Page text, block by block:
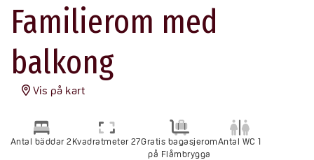
Familierom med
balkong
Vis på kart
Antal bäddar 2 Kvadratmeter 27Gratis bagasjerom
på Flåmbrygga
Antal WC 1